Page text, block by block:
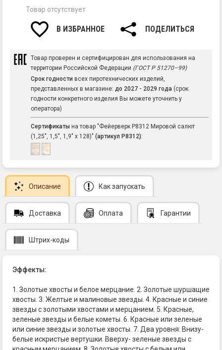
Товар отсутствует
В ИЗБРАННОЕ ПОДЕЛИТЬСЯ
Товар проверен и сертифицирован для использования на
территории Российской Федерации (ГОСТ Р 51270–99)
Срок годности всех пиротехнических изделий,
представленных в магазине: до 2027 - 2029 года (срок
годности конкретного изделия Вы можете уточнить у
оператора)
Сертификаты на товар "Фейерверк Р8312 Мировой салют
(1,25", 1,5", 1,9" х 128)" (артикул Р8312):
Описание Как запускать
Доставка Оплата Гарантии
Штрих-коды
Эффекты:
1. Золотые хвосты и белое мерцание. 2. Золотые шуршащие
хвосты. 3. Желтые и малиновые звезды. 4. Красные и синие
звезды с золотыми хвостами и мерцанием. 5. Красные,
зеленые звезды и белые кометы. 6. Красные или зеленые
или синие звезды и золотые хвосты. 7. Два уровня: Внизу-
белые искристые вертушки. Вверху- зеленые звезды с